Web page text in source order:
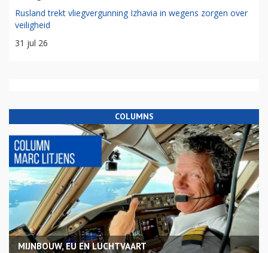
Rusland trekt vliegvergunning Izhavia in wegens zorgen over
veiligheid
31 jul 26
COLUMNS
MIJNBOUW, EU EN LUCHTVAART